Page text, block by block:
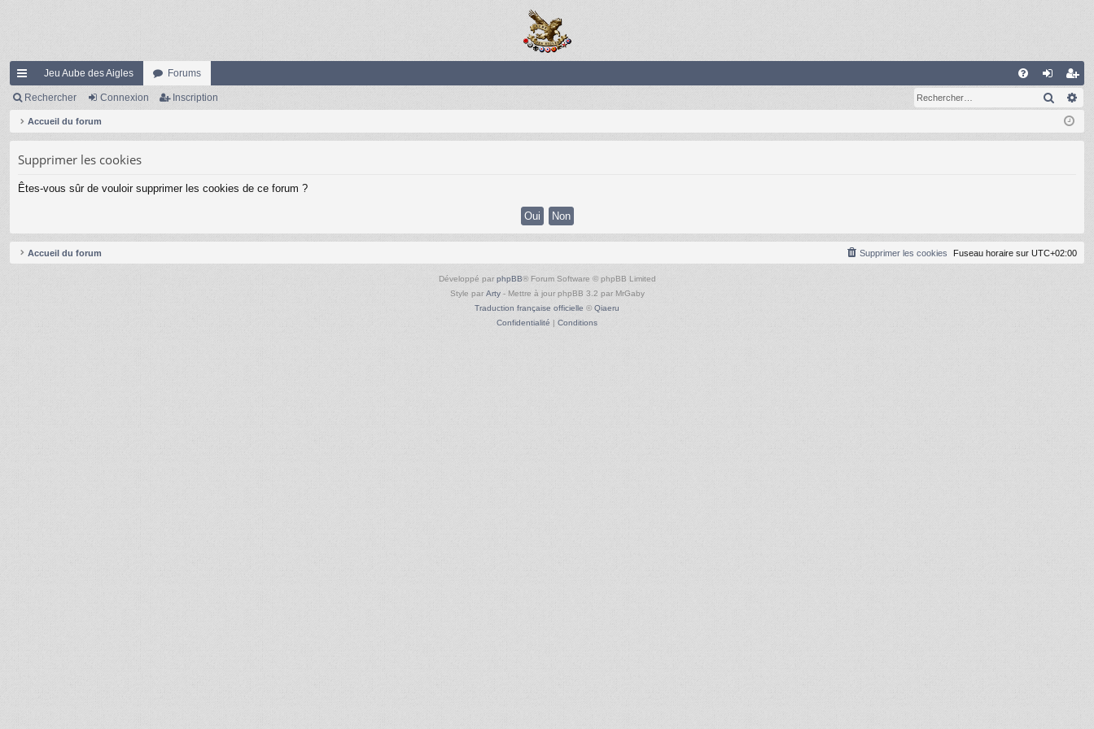
ac
co
s
Jeu Aube des Aigles Forums
on ns
cri
Rechercher Connexion Inscription
Accueil du forum
Supprimer les cookies
Êtes-vous sûr de vouloir supprimer les cookies de ce forum ?
Accueil du forum Fuseau horaire sur UTC+02:00
Supprimer les cookies
Développé par phpBB® Forum Software © phpBB Limited
Style par Arty- Mettre à jour phpBB 3.2 par MrGaby
Traduction française officielle ©Qiaeru
Confidentialité | Conditions